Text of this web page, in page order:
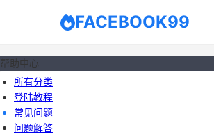
FACEBOOK99
帮助中心
所有分类
登陆教程
常见问题
问题解答